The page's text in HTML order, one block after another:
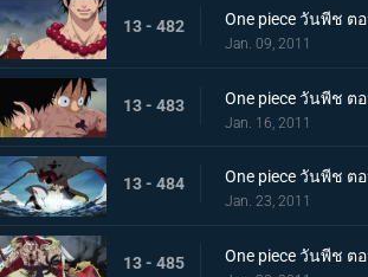
13 - 482
Jan. 09, 2011
13 - 483
Jan. 16, 2011
13 - 484
Jan. 23, 2011
13 - 485